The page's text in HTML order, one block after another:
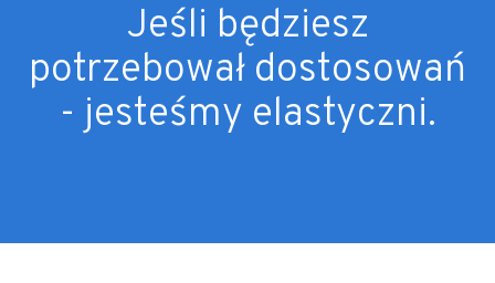
Jeśli będziesz
potrzebował dostosowań
- jesteśmy elastyczni.